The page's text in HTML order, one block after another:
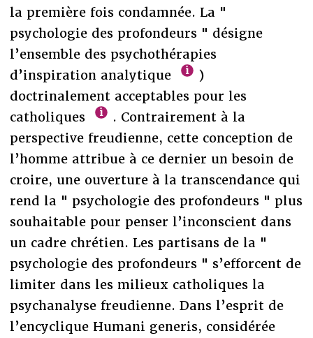
la première fois condamnée. La "
psychologie des profondeurs " désigne
l’ensemble des psychothérapies
d’inspiration analytique
)
doctrinalement acceptables pour les
catholiques
. Contrairement à la
perspective freudienne, cette conception de
l’homme attribue à ce dernier un besoin de
croire, une ouverture à la transcendance qui
rend la " psychologie des profondeurs " plus
souhaitable pour penser l’inconscient dans
un cadre chrétien. Les partisans de la "
psychologie des profondeurs " s’efforcent de
limiter dans les milieux catholiques la
psychanalyse freudienne. Dans l’esprit de
l’encyclique Humani generis, considérée